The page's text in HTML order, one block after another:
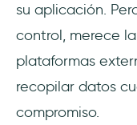
su aplicación.
control, merece
plataformas
recopilar datos
compromiso.